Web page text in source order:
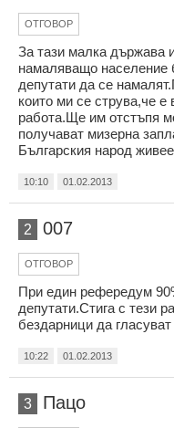
ОТГОВОР
За тази малка държава
намаляващо население
депутати да се
които ми се струва,че е
работа.Ще им отстъпя
получават мизерна
Българския народ
10:10 01.02.2013
2 007
ОТГОВОР
При един рефередум
депутати.Стига с тези
бездарници да
10:22 01.02.2013
3 Пацо